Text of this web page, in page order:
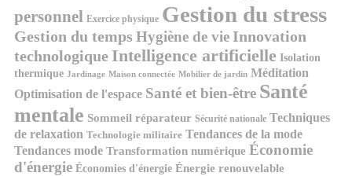
personnel Exercice physique Gestion du stress
Gestion du temps Hygiène de vie Innovation
technologique Intelligence artificielle Isolation
thermique Jardinage Maison connectée Mobilier de jardin Méditation
Optimisation de l'espace Santé et bien-être Santé
mentale Sommeil réparateur Sécurité nationale Techniques
de relaxation Technologie militaire Tendances de la mode
Tendances mode Transformation numérique Économie
d'énergie Économies d'énergie Énergie renouvelable